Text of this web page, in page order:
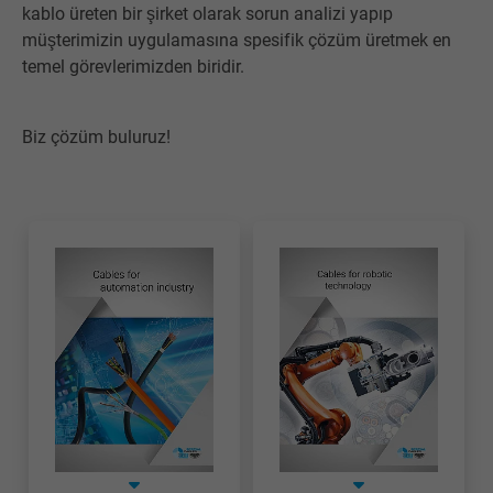
kablo üreten bir şirket olarak sorun analizi yapıp
müşterimizin uygulamasına spesifik çözüm üretmek en
temel görevlerimizden biridir.
Biz çözüm buluruz!